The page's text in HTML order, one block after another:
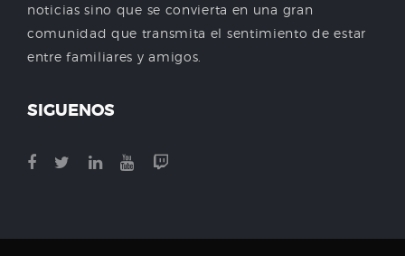
noticias sino que se convierta en una gran
comunidad que transmita el sentimiento de estar
entre familiares y amigos.
SIGUENOS